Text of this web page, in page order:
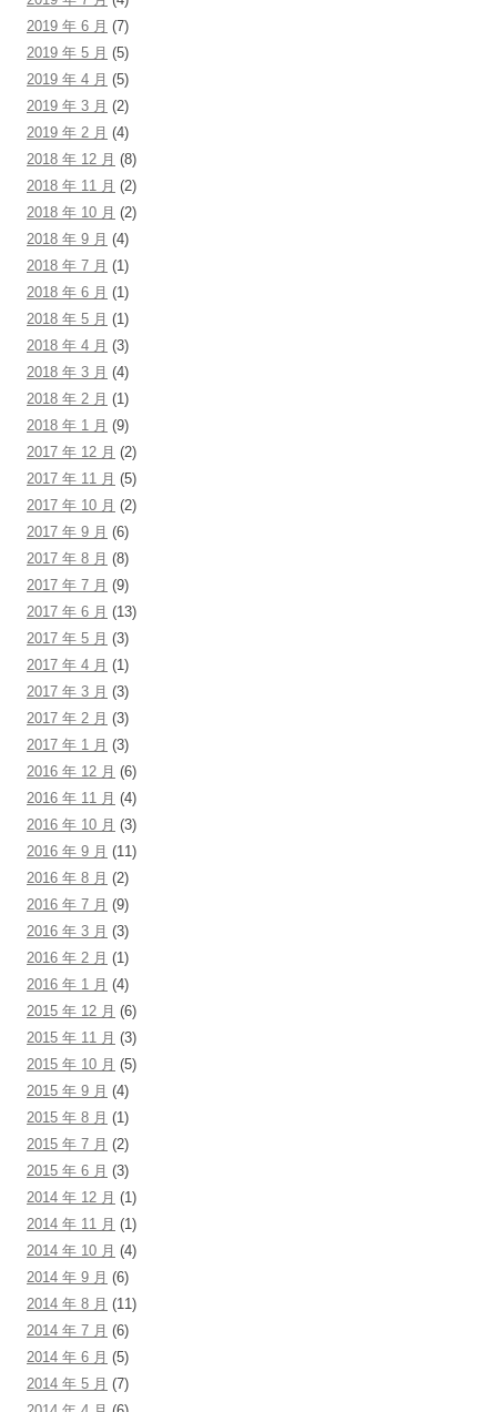
2019 年 6 月 (7)
2019 年 5 月 (5)
2019 年 4 月 (5)
2019 年 3 月 (2)
2019 年 2 月 (4)
2018 年 12 月 (8)
2018 年 11 月 (2)
2018 年 10 月 (2)
2018 年 9 月 (4)
2018 年 7 月 (1)
2018 年 6 月 (1)
2018 年 5 月 (1)
2018 年 4 月 (3)
2018 年 3 月 (4)
2018 年 2 月 (1)
2018 年 1 月 (9)
2017 年 12 月 (2)
2017 年 11 月 (5)
2017 年 10 月 (2)
2017 年 9 月 (6)
2017 年 8 月 (8)
2017 年 7 月 (9)
2017 年 6 月 (13)
2017 年 5 月 (3)
2017 年 4 月 (1)
2017 年 3 月 (3)
2017 年 2 月 (3)
2017 年 1 月 (3)
2016 年 12 月 (6)
2016 年 11 月 (4)
2016 年 10 月 (3)
2016 年 9 月 (11)
2016 年 8 月 (2)
2016 年 7 月 (9)
2016 年 3 月 (3)
2016 年 2 月 (1)
2016 年 1 月 (4)
2015 年 12 月 (6)
2015 年 11 月 (3)
2015 年 10 月 (5)
2015 年 9 月 (4)
2015 年 8 月 (1)
2015 年 7 月 (2)
2015 年 6 月 (3)
2014 年 12 月 (1)
2014 年 11 月 (1)
2014 年 10 月 (4)
2014 年 9 月 (6)
2014 年 8 月 (11)
2014 年 7 月 (6)
2014 年 6 月 (5)
2014 年 5 月 (7)